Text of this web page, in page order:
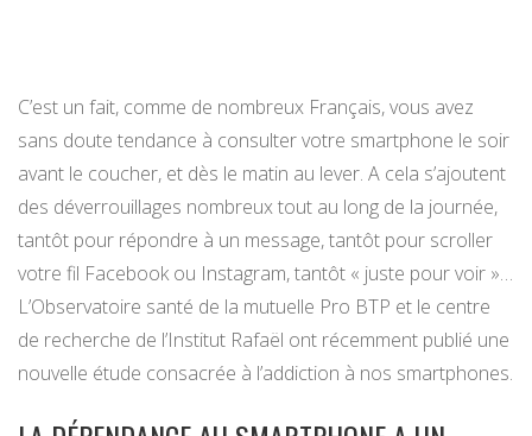
C’est un fait, comme de nombreux Français, vous avez
sans doute tendance à consulter votre smartphone le soir
avant le coucher, et dès le matin au lever. A cela s’ajoutent
des déverrouillages nombreux tout au long de la journée,
tantôt pour répondre à un message, tantôt pour scroller
votre fil Facebook ou Instagram, tantôt « juste pour voir »…
L’Observatoire santé de la mutuelle Pro BTP et le centre
de recherche de l’Institut Rafaël ont récemment publié une
nouvelle étude consacrée à l’addiction à nos smartphones.